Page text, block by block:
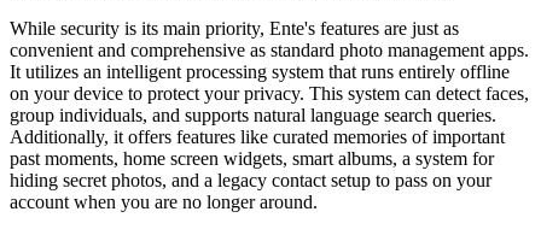
While security is its main priority, Ente's features are just as
convenient and comprehensive as standard photo management apps.
It utilizes an intelligent processing system that runs entirely offline
on your device to protect your privacy. This system can detect faces,
group individuals, and supports natural language search queries.
Additionally, it offers features like curated memories of important
past moments, home screen widgets, smart albums, a system for
hiding secret photos, and a legacy contact setup to pass on your
account when you are no longer around.